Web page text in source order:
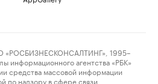
1995–
информационного агентства «РБК»
средства массовой информации
по надзору в сфере связи,